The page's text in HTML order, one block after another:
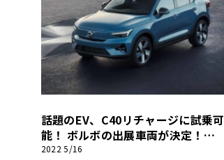
話題のEV、C40リチャージに試乗可
能！ ボルボの出展車両が決定！
【ル・ボラン カーズ ミート2022 横
2022 5/16